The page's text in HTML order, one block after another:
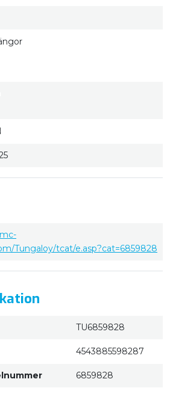
Tungaloy/tcat/e.asp?cat=6859828
TU6859828
4543885598287
6859828